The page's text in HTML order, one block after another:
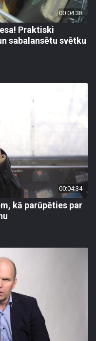
00:04:38
Praktiski
sabalansētu svētku
00:04:34
kā parūpēties par